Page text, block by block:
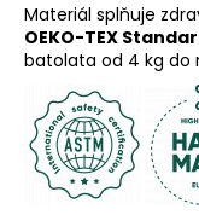
Materiál splňuje
OEKO-TEX
batolata od 4 kg do